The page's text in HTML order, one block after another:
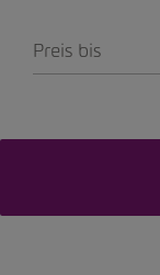
Preis bis